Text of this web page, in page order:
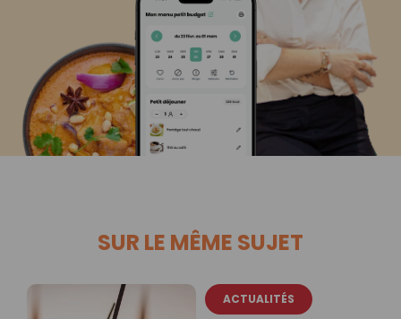
SUR LE MÊME SUJET
ACTUALITÉS